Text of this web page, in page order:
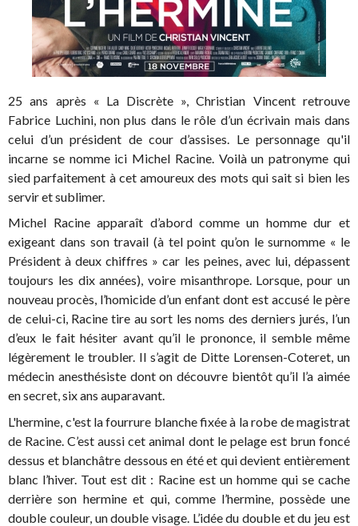
25 ans après « La Discrète », Christian Vincent retrouve
Fabrice Luchini, non plus dans le rôle d’un écrivain mais dans
celui d’un président de cour d’assises. Le personnage qu'il
incarne se nomme ici Michel Racine. Voilà un patronyme qui
sied parfaitement à cet amoureux des mots qui sait si bien les
servir et sublimer.
Michel Racine apparaît d’abord comme un homme dur et
exigeant dans son travail (à tel point qu’on le surnomme « le
Président à deux chiffres » car les peines, avec lui, dépassent
toujours les dix années), voire misanthrope. Lorsque, pour un
nouveau procès, l’homicide d’un enfant dont est accusé le père
de celui-ci, Racine tire au sort les noms des derniers jurés, l’un
d’eux le fait hésiter avant qu’il le prononce, il semble même
légèrement le troubler. Il s’agit de Ditte Lorensen-Coteret, un
médecin anesthésiste dont on découvre bientôt qu’il l’a aimée
en secret, six ans auparavant.
L'hermine, c'est la fourrure blanche fixée à la robe de magistrat
de Racine. C’est aussi cet animal dont le pelage est brun foncé
dessus et blanchâtre dessous en été et qui devient entièrement
blanc l’hiver. Tout est dit : Racine est un homme qui se cache
derrière son hermine et qui, comme l’hermine, possède une
double couleur, un double visage. L’idée du double et du jeu est